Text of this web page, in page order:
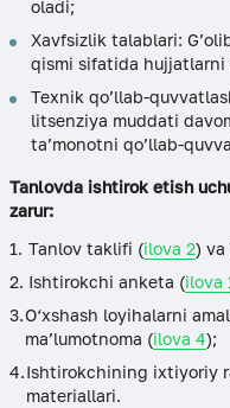
oladi;
Xavfsizlik talablari:
qismi sifatida hujjatlarni
Texnik qo’llab-
litsenziya muddati
ta’monotni qo’llab-
Tanlovda ishtirok etish
zarur:
Tanlov taklifi (ilova 2) va
Ishtirokchi anketa (ilova
O‘xshash loyihalarni
ma’lumotnoma (ilova 4);
Ishtirokchining ixtiyoriy
materiallari.